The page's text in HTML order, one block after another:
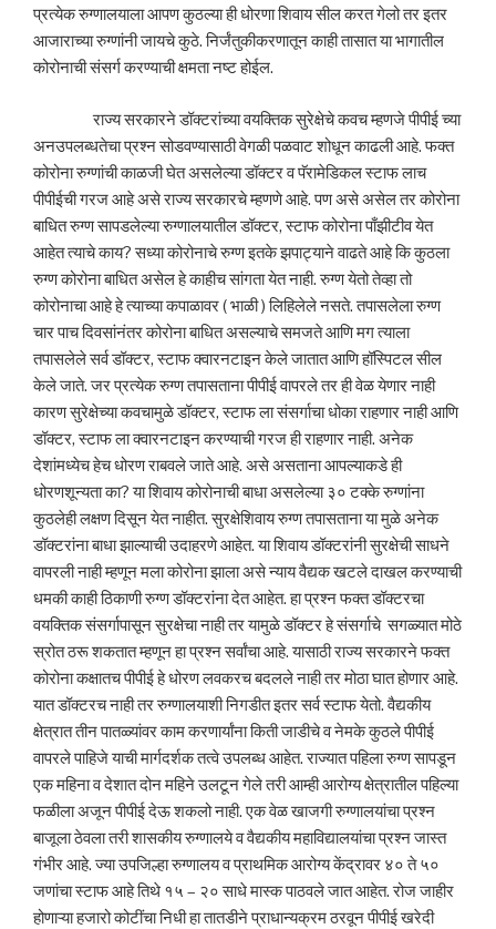
प्रत्येक रुग्णालयाला आपण कुठल्या ही धोरणा शिवाय सील करत गेलो तर इतर
आजाराच्या रुग्णांनी जायचे कुठे. निर्जंतुकीकरणातून काही तासात या भागातील
कोरोनाची संसर्ग करण्याची क्षमता नष्ट होईल.
राज्य सरकारने डॉक्टरांच्या वयक्तिक सुरेक्षेचे कवच म्हणजे पीपीई च्या
अनउपलब्धतेचा प्रश्न सोडवण्यासाठी वेगळी पळवाट शोधून काढली आहे. फक्त
कोरोना रुग्णांची काळजी घेत असलेल्या डॉक्टर व पॅरामेडिकल स्टाफ लाच
पीपीईची गरज आहे असे राज्य सरकारचे म्हणणे आहे. पण असे असेल तर कोरोना
बाधित रुग्ण सापडलेल्या रुग्णालयातील डॉक्टर, स्टाफ कोरोना पाँझीटीव येत
आहेत त्याचे काय? सध्या कोरोनाचे रुग्ण इतके झपाट्याने वाढते आहे कि कुठला
रुग्ण कोरोना बाधित असेल हे काहीच सांगता येत नाही. रुग्ण येतो तेव्हा तो
कोरोनाचा आहे हे त्याच्या कपाळावर ( भाळी ) लिहिलेले नसते. तपासलेला रुग्ण
चार पाच दिवसांनंतर कोरोना बाधित असल्याचे समजते आणि मग त्याला
तपासलेले सर्व डॉक्टर, स्टाफ क्वारनटाइन केले जातात आणि हॉस्पिटल सील
केले जाते. जर प्रत्येक रुग्ण तपासताना पीपीई वापरले तर ही वेळ येणार नाही
कारण सुरेक्षेच्या कवचामुळे डॉक्टर, स्टाफ ला संसर्गाचा धोका राहणार नाही आणि
डॉक्टर, स्टाफ ला क्वारनटाइन करण्याची गरज ही राहणार नाही. अनेक
देशांमध्येच हेच धोरण राबवले जाते आहे. असे असताना आपल्याकडे ही
धोरणशून्यता का? या शिवाय कोरोनाची बाधा असलेल्या ३० टक्के रुग्णांना
कुठलेही लक्षण दिसून येत नाहीत. सुरक्षेशिवाय रुग्ण तपासताना या मुळे अनेक
डॉक्टरांना बाधा झाल्याची उदाहरणे आहेत. या शिवाय डॉक्टरांनी सुरक्षेची साधने
वापरली नाही म्हणून मला कोरोना झाला असे न्याय वैद्यक खटले दाखल करण्याची
धमकी काही ठिकाणी रुग्ण डॉक्टरांना देत आहेत. हा प्रश्न फक्त डॉक्टरचा
वयक्तिक संसर्गापासून सुरक्षेचा नाही तर यामुळे डॉक्टर हे संसर्गाचे सगळ्यात मोठे
स्रोत ठरू शकतात म्हणून हा प्रश्न सर्वांचा आहे. यासाठी राज्य सरकारने फक्त
कोरोना कक्षातच पीपीई हे धोरण लवकरच बदलले नाही तर मोठा घात होणार आहे.
यात डॉक्टरच नाही तर रुग्णालयाशी निगडीत इतर सर्व स्टाफ येतो. वैद्यकीय
क्षेत्रात तीन पातळ्यांवर काम करणार्यांना किती जाडीचे व नेमके कुठले पीपीई
वापरले पाहिजे याची मार्गदर्शक तत्वे उपलब्ध आहेत. राज्यात पहिला रुग्ण सापडून
एक महिना व देशात दोन महिने उलटून गेले तरी आम्ही आरोग्य क्षेत्रातील पहिल्या
फळीला अजून पीपीई देऊ शकलो नाही. एक वेळ खाजगी रुग्णालयांचा प्रश्न
बाजूला ठेवला तरी शासकीय रुग्णालये व वैद्यकीय महाविद्यालयांचा प्रश्न जास्त
गंभीर आहे. ज्या उपजिल्हा रुग्णालय व प्राथमिक आरोग्य केंद्रावर ४० ते ५०
जणांचा स्टाफ आहे तिथे १५ – २० साधे मास्क पाठवले जात आहेत. रोज जाहीर
होणाऱ्या हजारो कोटींचा निधी हा तातडीने प्राधान्यक्रम ठरवून पीपीई खरेदी